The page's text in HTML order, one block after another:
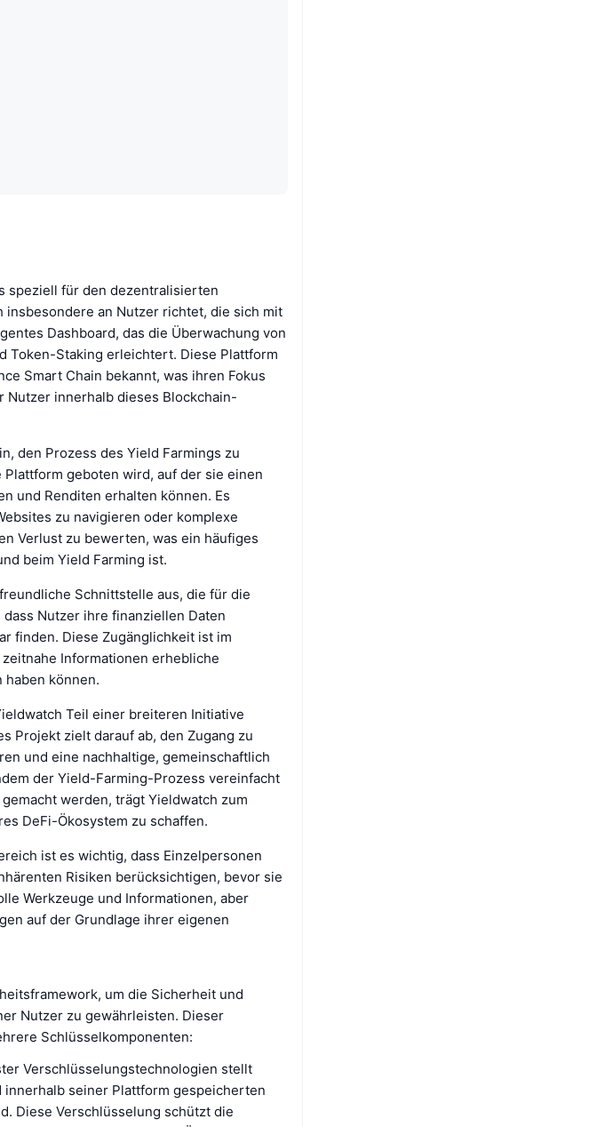
speziell für den dezentralisierten
an Nutzer richtet, die sich mit
Dashboard, das die Überwachung von
Token-Staking erleichtert. Diese Plattform
Smart Chain bekannt, was ihren Fokus
innerhalb dieses Blockchain-
den Prozess des Yield Farmings zu
geboten wird, auf der sie einen
und Renditen erhalten können. Es
zu navigieren oder komplexe
Verlust zu bewerten, was ein häufiges
beim Yield Farming ist.
Schnittstelle aus, die für die
Nutzer ihre finanziellen Daten
finden. Diese Zugänglichkeit ist im
Informationen erhebliche
können.
Teil einer breiteren Initiative
Projekt zielt darauf ab, den Zugang zu
und eine nachhaltige, gemeinschaftlich
der Yield-Farming-Prozess vereinfacht
werden, trägt Yieldwatch zum
DeFi-Ökosystem zu schaffen.
ist es wichtig, dass Einzelpersonen
Risiken berücksichtigen, bevor sie
Werkzeuge und Informationen, aber
auf der Grundlage ihrer eigenen
um die Sicherheit und
Nutzer zu gewährleisten. Dieser
Schlüsselkomponenten:
Verschlüsselungstechnologien stellt
seiner Plattform gespeicherten
Diese Verschlüsselung schützt die